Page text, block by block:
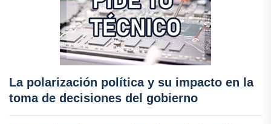
La polarización política y su impacto en la
toma de decisiones del gobierno